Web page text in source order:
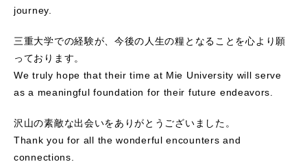
journey.
三重大学での経験が、今後の人生の糧となることを心より願
っております。
We truly hope that their time at Mie University will serve
as a meaningful foundation for their future endeavors.
沢山の素敵な出会いをありがとうございました。
Thank you for all the wonderful encounters and
connections.